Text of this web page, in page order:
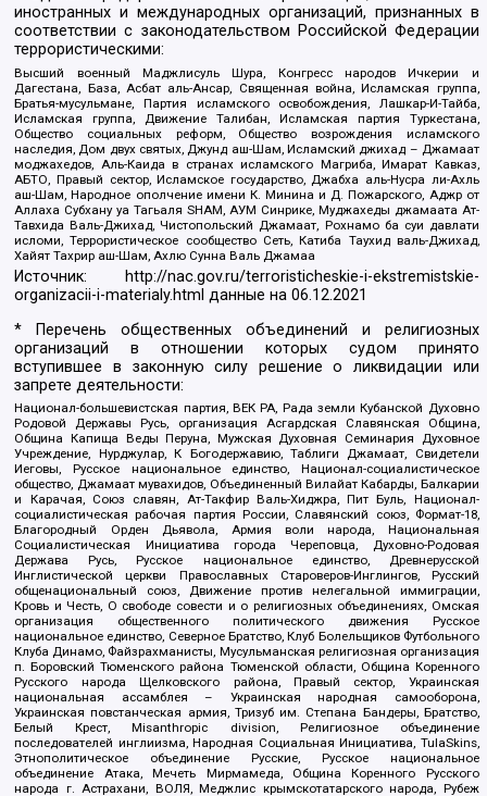
иностранных и международных организаций, признанных в
соответствии с законодательством Российской Федерации
террористическими:
Высший военный Маджлисуль Шура, Конгресс народов Ичкерии и
Дагестана, База, Асбат аль-Ансар, Священная война, Исламская группа,
Братья-мусульмане, Партия исламского освобождения, Лашкар-И-Тайба,
Исламская группа, Движение Талибан, Исламская партия Туркестана,
Общество социальных реформ, Общество возрождения исламского
наследия, Дом двух святых, Джунд аш-Шам, Исламский джихад – Джамаат
моджахедов, Аль-Каида в странах исламского Магриба, Имарат Кавказ,
АБТО, Правый сектор, Исламское государство, Джабха аль-Нусра ли-Ахль
аш-Шам, Народное ополчение имени К. Минина и Д. Пожарского, Аджр от
Аллаха Субхану уа Тагьаля SHAM, АУМ Синрике, Муджахеды джамаата Ат-
Тавхида Валь-Джихад, Чистопольский Джамаат, Рохнамо ба суи давлати
исломи, Террористическое сообщество Сеть, Катиба Таухид валь-Джихад,
Хайят Тахрир аш-Шам, Ахлю Сунна Валь Джамаа
Источник:
http://nac.gov.ru/terroristicheskie-i-ekstremistskie-
organizacii-i-materialy.html данные на06.12.2021
* Перечень общественных объединений и религиозных
организаций в отношении которых судом принято
вступившее в законную силу решение о ликвидации или
запрете деятельности:
Национал-большевистская партия, ВЕК РА, Рада земли Кубанской Духовно
Родовой Державы Русь, организация Асгардская Славянская Община,
Община Капища Веды Перуна, Мужская Духовная Семинария Духовное
Учреждение, Нурджулар, К Богодержавию, Таблиги Джамаат, Свидетели
Иеговы, Русское национальное единство, Национал-социалистическое
общество, Джамаат мувахидов, Объединенный Вилайат Кабарды, Балкарии
и Карачая, Союз славян, Ат-Такфир Валь-Хиджра, Пит Буль, Национал-
социалистическая рабочая партия России, Славянский союз, Формат-18,
Благородный Орден Дьявола, Армия воли народа, Национальная
Социалистическая Инициатива города Череповца, Духовно-Родовая
Держава Русь, Русское национальное единство, Древнерусской
Инглистической церкви Православных Староверов-Инглингов, Русский
общенациональный союз, Движение против нелегальной иммиграции,
Кровь и Честь, О свободе совести и о религиозных объединениях, Омская
организация общественного политического движения Русское
национальное единство, Северное Братство, Клуб Болельщиков Футбольного
Клуба Динамо, Файзрахманисты, Мусульманская религиозная организация
п. Боровский Тюменского района Тюменской области, Община Коренного
Русского народа Щелковского района, Правый сектор, Украинская
национальная ассамблея – Украинская народная самооборона,
Украинская повстанческая армия, Тризуб им. Степана Бандеры, Братство,
Белый Крест, Misanthropic division, Религиозное объединение
последователей инглиизма, Народная Социальная Инициатива, TulaSkins,
Этнополитическое объединение Русские, Русское национальное
объединение Атака, Мечеть Мирмамеда, Община Коренного Русского
народа г. Астрахани, ВОЛЯ, Меджлис крымскотатарского народа, Рубеж